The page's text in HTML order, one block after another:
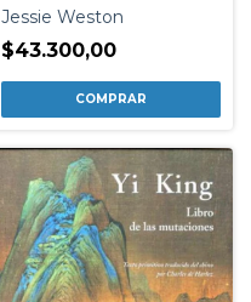
Jessie Weston
$43.300,00